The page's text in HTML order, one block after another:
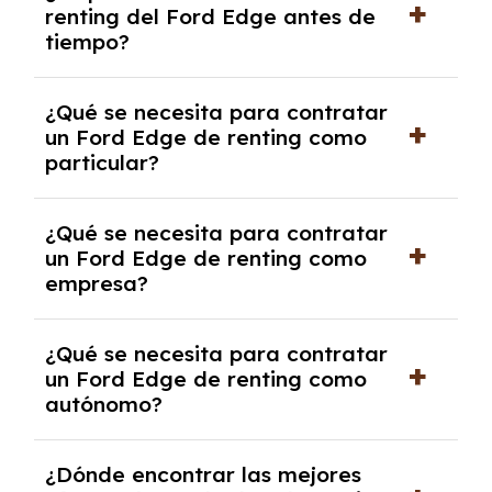
salvo en casos que lo exija el proveedor
debido al resultado del estudio de viabilidad
económica.
renting del Ford Edge antes de
tiempo?
pero puede haber penalizaciones por
cancelación anticipada. Es importante revisar
las condiciones del contrato y hablar con un
experto que te asesore.
¿Qué se necesita para contratar
un Ford Edge de renting como
particular?
y, en algunos casos, una consulta de solvencia
crediticia y un pago inicial.
¿Qué se necesita para contratar
un Ford Edge de renting como
empresa?
documentación financiera y, en algunos
casos, un informe de solvencia de la empresa
y un pago inicial.
¿Qué se necesita para contratar
un Ford Edge de renting como
autónomo?
autónomos, justificante de ingresos y, en
¿Dónde encontrar las mejores